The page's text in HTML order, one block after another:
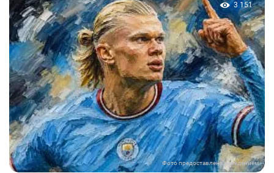
Фото предоставлено заведением
3 151